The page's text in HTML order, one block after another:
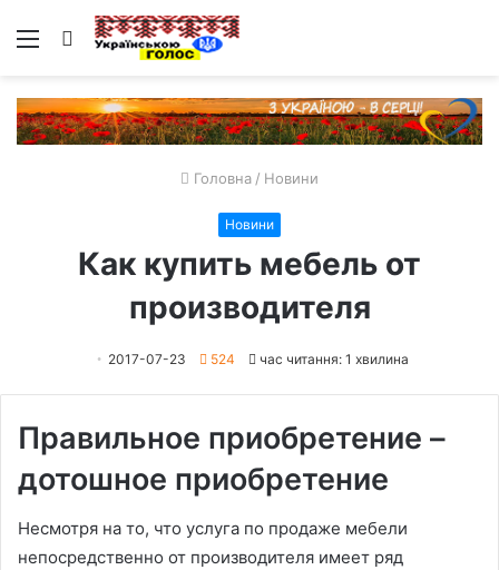
Меню Пошук
Головна / Новини
Новини
Как купить мебель от
производителя
2017-07-23 524 час читання: 1 хвилина
Правильное приобретение –
дотошное приобретение
Несмотря на то, что услуга по продаже мебели
непосредственно от производителя имеет ряд